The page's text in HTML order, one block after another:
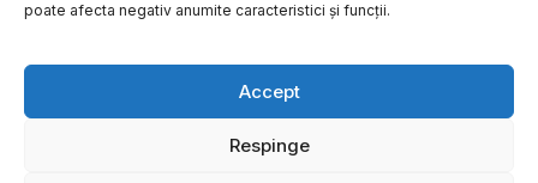
poate afecta negativ anumite caracteristici și funcții.
Accept
Respinge
Copyright ©2026